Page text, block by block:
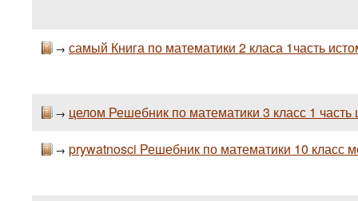
→ самый Книга по математики 2 класа 1часть
→ целом Решебник по математики 3 класс 1
→ prywatnosci Решебник по математики 10 класс